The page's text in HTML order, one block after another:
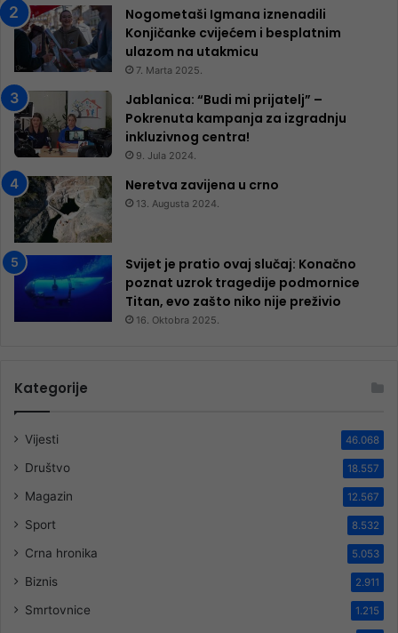
Nogometaši Igmana iznenadili
Konjičanke cvijećem i besplatnim
ulazom na utakmicu
7. Marta 2025.
Jablanica: “Budi mi prijatelj” –
Pokrenuta kampanja za izgradnju
inkluzivnog centra!
9. Jula 2024.
Neretva zavijena u crno
13. Augusta 2024.
Svijet je pratio ovaj slučaj: Konačno
poznat uzrok tragedije podmornice
Titan, evo zašto niko nije preživio
16. Oktobra 2025.
Kategorije
Vijesti 46.068
Društvo 18.557
Magazin 12.567
Sport 8.532
Crna hronika 5.053
Biznis 2.911
Smrtovnice 1.215